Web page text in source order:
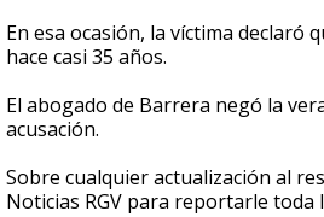
En esa ocasión, la víctima declaró
hace casi 35 años.
El abogado de Barrera negó la
acusación.
Sobre cualquier actualización al
Noticias RGV para reportarle toda